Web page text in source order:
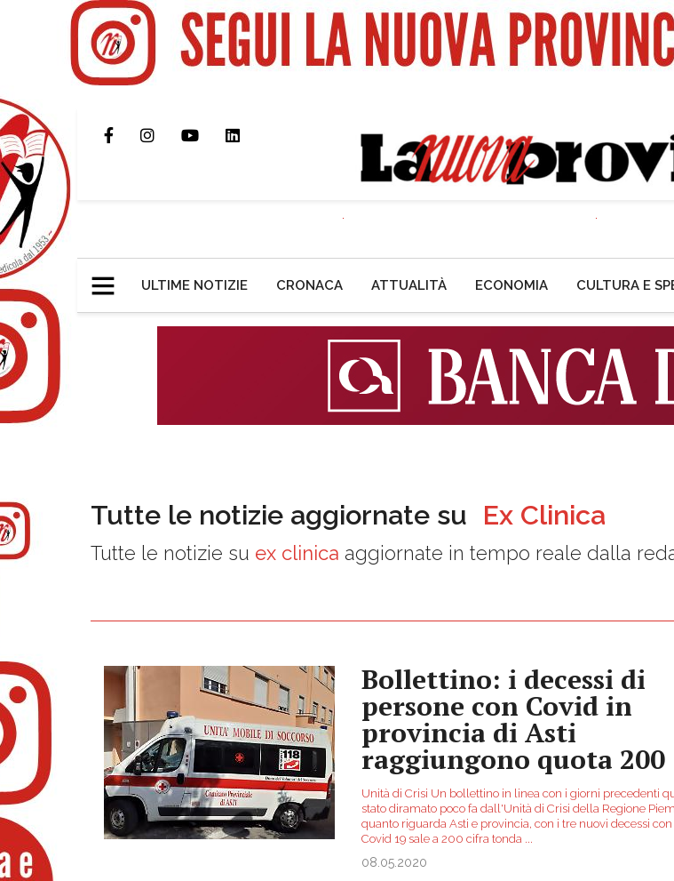
ULTIME NOTIZIE CRONACA ATTUALITÀ ECONOMIA CULTURA E
Tutte le notizie aggiornate su Ex Clinica
Tutte le notizie su ex clinica aggiornate in tempo reale dalla
Bollettino: i decessi di
persone con Covid in
provincia di Asti
raggiungono quota 200
Unità di Crisi Un bollettino in linea con i giorni precedenti
stato diramato poco fa dall'Unità di Crisi della Regione
quanto riguarda Asti e provincia, con i tre nuovi decessi
Covid 19 sale a 200 cifra tonda
08.05.2020